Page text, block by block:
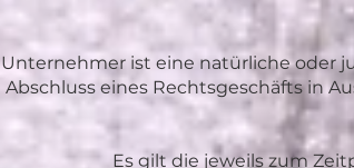
Unternehmer ist eine natürliche oder
Abschluss eines Rechtsgeschäfts in
Es gilt die jeweils zum